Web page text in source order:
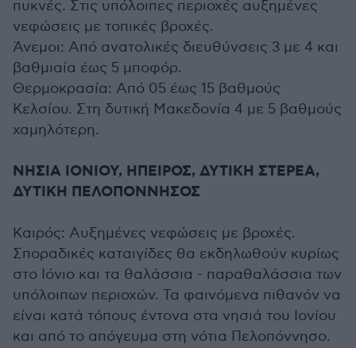
πυκνές. Στις υπόλοιπες περιοχές αυξημένες
νεφώσεις με τοπικές βροχές.
Άνεμοι: Από ανατολικές διευθύνσεις 3 με 4 και
βαθμιαία έως 5 μποφόρ.
Θερμοκρασία: Από 05 έως 15 βαθμούς
Κελσίου. Στη δυτική Μακεδονία 4 με 5 βαθμούς
χαμηλότερη.
ΝΗΣΙΑ ΙΟΝΙΟΥ, ΗΠΕΙΡΟΣ, ΔΥΤΙΚΗ ΣΤΕΡΕΑ,
ΔΥΤΙΚΗ ΠΕΛΟΠΟΝΝΗΣΟΣ
Καιρός: Αυξημένες νεφώσεις με βροχές.
Σποραδικές καταιγίδες θα εκδηλωθούν κυρίως
στο Ιόνιο και τα θαλάσσια - παραθαλάσσια των
υπόλοιπων περιοχών. Τα φαινόμενα πιθανόν να
είναι κατά τόπους έντονα στα νησιά του Ιονίου
και από το απόγευμα στη νότια Πελοπόννησο.